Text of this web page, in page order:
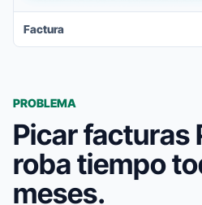
Factura
PROBLEMA
Picar facturas
roba tiempo
meses.